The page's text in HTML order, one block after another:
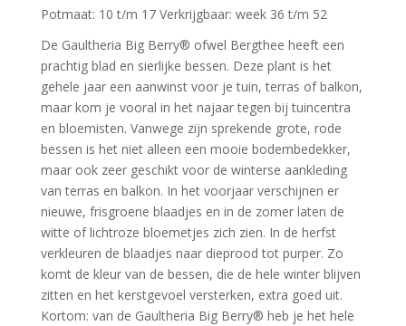
Potmaat: 10 t/m 17 Verkrijgbaar: week 36 t/m 52
De Gaultheria Big Berry® ofwel Bergthee heeft een
prachtig blad en sierlijke bessen. Deze plant is het
gehele jaar een aanwinst voor je tuin, terras of balkon,
maar kom je vooral in het najaar tegen bij tuincentra
en bloemisten. Vanwege zijn sprekende grote, rode
bessen is het niet alleen een mooie bodembedekker,
maar ook zeer geschikt voor de winterse aankleding
van terras en balkon. In het voorjaar verschijnen er
nieuwe, frisgroene blaadjes en in de zomer laten de
witte of lichtroze bloemetjes zich zien. In de herfst
verkleuren de blaadjes naar dieprood tot purper. Zo
komt de kleur van de bessen, die de hele winter blijven
zitten en het kerstgevoel versterken, extra goed uit.
Kortom: van de Gaultheria Big Berry® heb je het hele